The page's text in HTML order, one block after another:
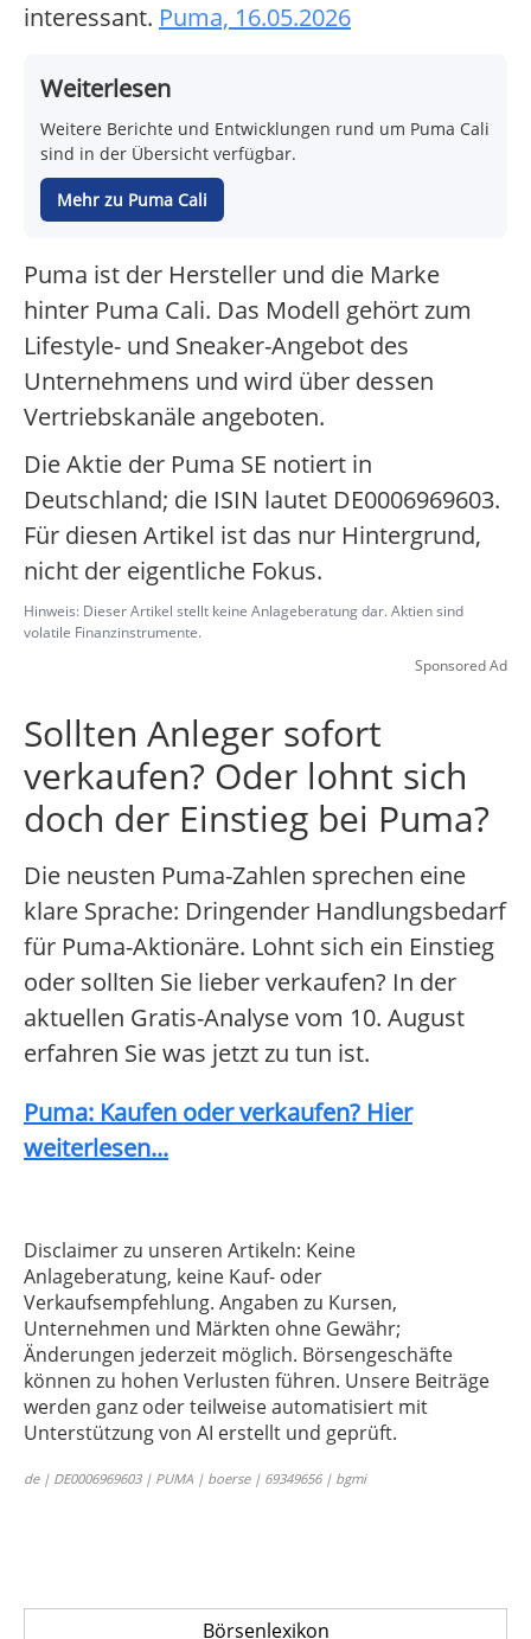
interessant. Puma, 16.05.2026
Weiterlesen
Weitere Berichte und Entwicklungen rund um Puma Cali
sind in der Übersicht verfügbar.
Mehr zu Puma Cali
Puma ist der Hersteller und die Marke
hinter Puma Cali. Das Modell gehört zum
Lifestyle- und Sneaker-Angebot des
Unternehmens und wird über dessen
Vertriebskanäle angeboten.
Die Aktie der Puma SE notiert in
Deutschland; die ISIN lautet DE0006969603.
Für diesen Artikel ist das nur Hintergrund,
nicht der eigentliche Fokus.
Hinweis: Dieser Artikel stellt keine Anlageberatung dar. Aktien sind
volatile Finanzinstrumente.
Sponsored Ad
Sollten Anleger sofort
verkaufen? Oder lohnt sich
doch der Einstieg bei Puma?
Die neusten Puma-Zahlen sprechen eine
klare Sprache: Dringender Handlungsbedarf
für Puma-Aktionäre. Lohnt sich ein Einstieg
oder sollten Sie lieber verkaufen? In der
aktuellen Gratis-Analyse vom 10. August
erfahren Sie was jetzt zu tun ist.
Puma: Kaufen oder verkaufen? Hier
weiterlesen...
Disclaimer zu unseren Artikeln: Keine
Anlageberatung, keine Kauf- oder
Verkaufsempfehlung. Angaben zu Kursen,
Unternehmen und Märkten ohne Gewähr;
Änderungen jederzeit möglich. Börsengeschäfte
können zu hohen Verlusten führen. Unsere Beiträge
werden ganz oder teilweise automatisiert mit
Unterstützung von AI erstellt und geprüft.
de | DE0006969603 | PUMA | boerse | 69349656 | bgmi
Börsenlexikon